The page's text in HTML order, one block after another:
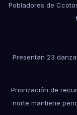
Pobladores de
Presentan 23
Priorización de
norte mantiene